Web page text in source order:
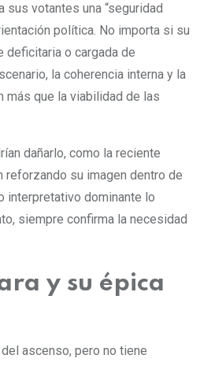
sus votantes una “seguridad
política. No importa si su
deficitaria o cargada de
la coherencia interna y la
más que la viabilidad de las
dañarlo, como la reciente
su imagen dentro de
interpretativo dominante lo
siempre confirma la necesidad
y su épica
ascenso, pero no tiene